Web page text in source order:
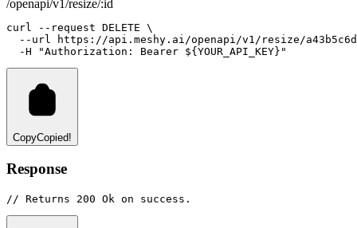
/openapi/v1/resize/:id
curl --request DELETE \
--url
https://api.meshy.ai/openapi/v1/resize/
-H
"Authorization: Bearer ${YOUR_API_KEY}"
CopyCopied!
Response
// Returns 200 Ok on success.